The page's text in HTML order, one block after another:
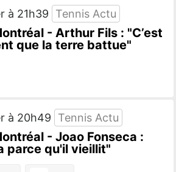
à 21h39 Tennis Actu
- Arthur Fils : "C’est
que la terre battue"
à 20h49 Tennis Actu
- Joao Fonseca :
parce qu'il vieillit"